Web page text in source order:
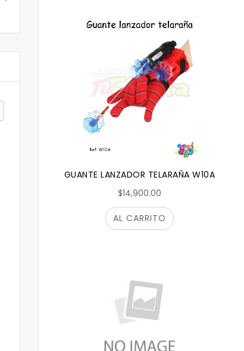
GUANTE LANZADOR TELARAÑA W10A
$14,900.00
AL CARRITO